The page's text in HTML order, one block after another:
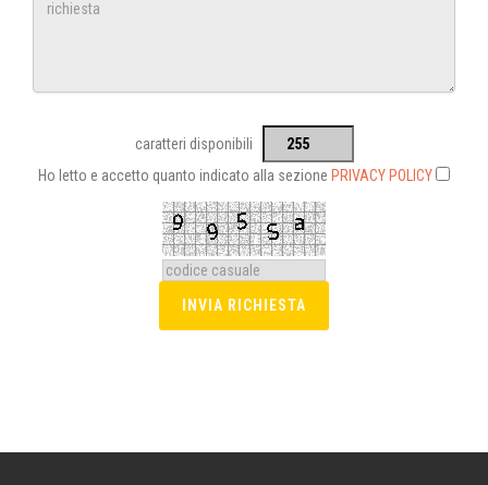
caratteri disponibili
Ho letto e accetto quanto indicato alla sezione PRIVACY POLICY